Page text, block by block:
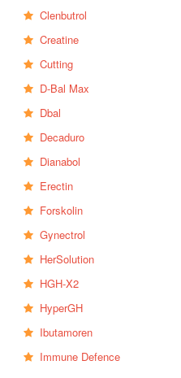
Clenbutrol
Creatine
Cutting
D-Bal Max
Dbal
Decaduro
Dianabol
Erectin
Forskolin
Gynectrol
HerSolution
HGH-X2
HyperGH
Ibutamoren
Immune Defence